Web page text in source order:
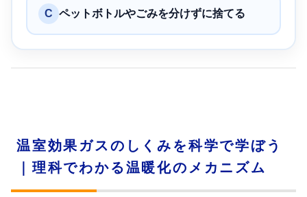
C ペットボトルやごみを分けずに捨てる
温室効果ガスのしくみを科学で学ぼう
｜理科でわかる温暖化のメカニズム